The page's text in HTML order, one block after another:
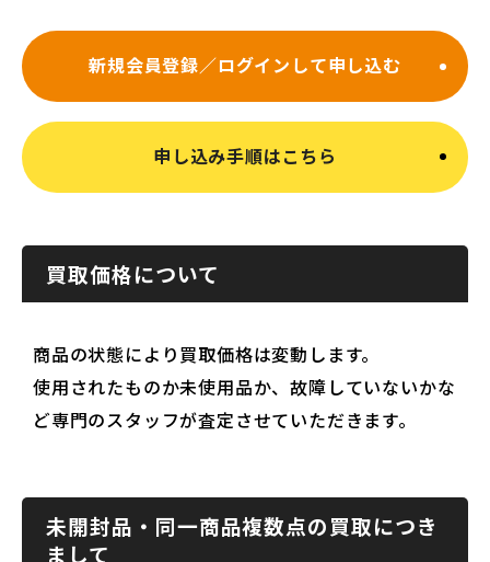
新規会員登録／ログインして申し込む
申し込み手順はこちら
買取価格について
商品の状態により買取価格は変動します。
使用されたものか未使用品か、故障していないかな
ど専門のスタッフが査定させていただきます。
未開封品・同一商品複数点の買取につき
まして